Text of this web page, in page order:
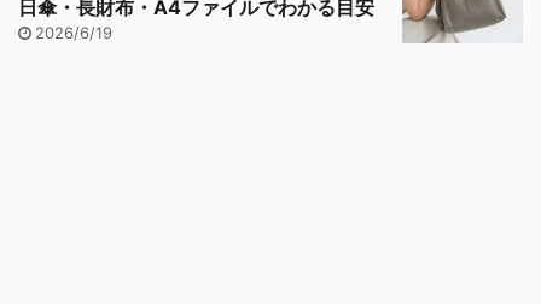
日傘・長財布・A4ファイルでわかる目安
2026/6/19